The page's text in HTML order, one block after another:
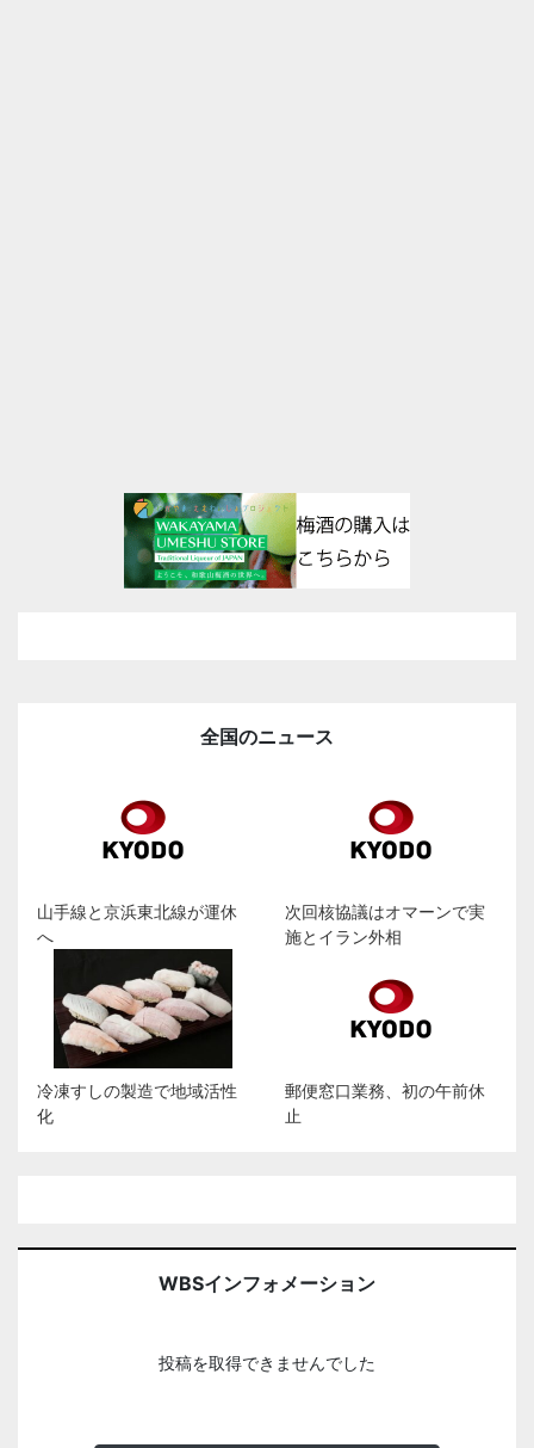
全国のニュース
山手線と京浜東北線が運休
へ
次回核協議はオマーンで実
施とイラン外相
冷凍すしの製造で地域活性
化
郵便窓口業務、初の午前休
止
WBSインフォメーション
投稿を取得できませんでした